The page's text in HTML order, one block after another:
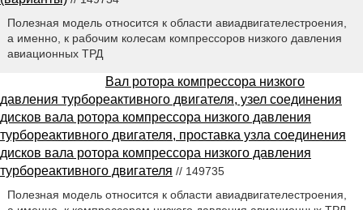
Полезная модель относится к области авиадвигателестроения,
а именно, к рабочим колесам компрессоров низкого давления
авиационных ТРД
Вал ротора компрессора низкого
давления турбореактивного двигателя, узел соединения
дисков вала ротора компрессора низкого давления
турбореактивного двигателя, проставка узла соединения
дисков вала ротора компрессора низкого давления
турбореактивного двигателя // 149735
Полезная модель относится к области авиадвигателестроения,